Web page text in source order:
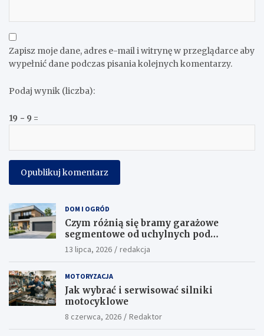
Zapisz moje dane, adres e-mail i witrynę w przeglądarce aby
wypełnić dane podczas pisania kolejnych komentarzy.
Podaj wynik (liczba):
19 − 9 =
DOM I OGRÓD
Czym różnią się bramy garażowe
segmentowe od uchylnych pod
względem funkcjonalności?
13 lipca, 2026 redakcja
MOTORYZACJA
Jak wybrać i serwisować silniki
motocyklowe
8 czerwca, 2026 Redaktor